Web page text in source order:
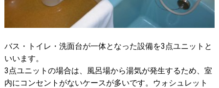
バス・トイレ・洗面台が一体となった設備を3点ユニットと
いいます。
3点ユニットの場合は、風呂場から湯気が発生するため、室
内にコンセントがないケースが多いです。ウォシュレット